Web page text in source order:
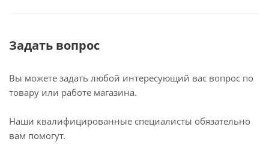
Задать вопрос
Вы можете задать любой интересующий вас вопрос по
товару или работе магазина.
Наши квалифицированные специалисты обязательно
вам помогут.